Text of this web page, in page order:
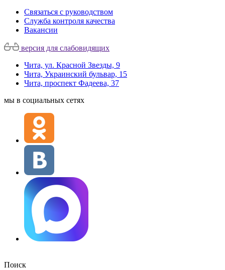
Связаться с руководством
Служба контроля качества
Вакансии
версия для слабовидящих
Чита, ул. Красной Звезды, 9
Чита, Украинский бульвар, 15
Чита, проспект Фадеева, 37
мы в социальных сетях
Поиск